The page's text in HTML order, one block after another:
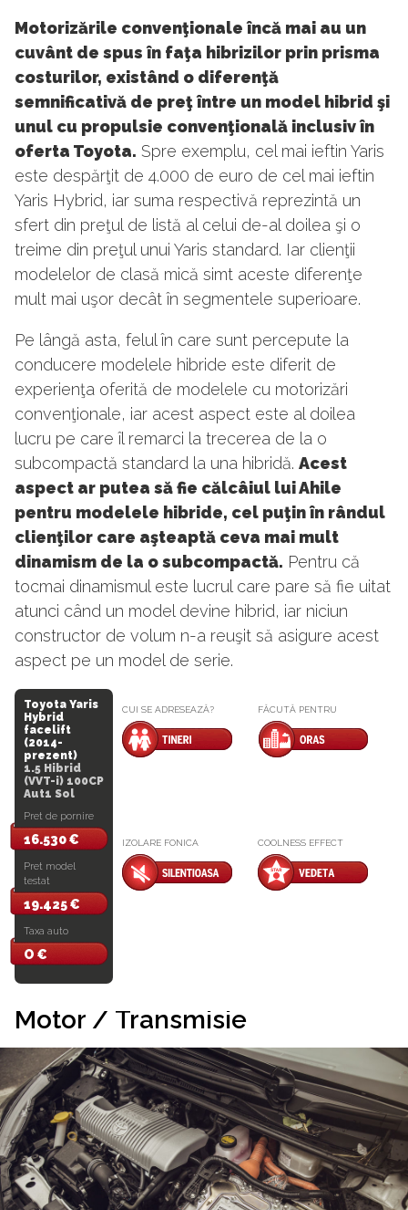
Motorizările convenţionale încă mai au un
cuvânt de spus în faţa hibrizilor prin prisma
costurilor, existând o diferenţă
semnificativă de preţ între un model hibrid şi
unul cu propulsie convenţională inclusiv în
oferta Toyota. Spre exemplu, cel mai ieftin Yaris
este despărţit de 4.000 de euro de cel mai ieftin
Yaris Hybrid, iar suma respectivă reprezintă un
sfert din preţul de listă al celui de-al doilea şi o
treime din preţul unui Yaris standard. Iar clienţii
modelelor de clasă mică simt aceste diferenţe
mult mai uşor decât în segmentele superioare.
Pe lângă asta, felul în care sunt percepute la
conducere modelele hibride este diferit de
experienţa oferită de modelele cu motorizări
convenţionale, iar acest aspect este al doilea
lucru pe care îl remarci la trecerea de la o
subcompactă standard la una hibridă. Acest
aspect ar putea să fie călcâiul lui Ahile
pentru modelele hibride, cel puţin în rândul
clienţilor care aşteaptă ceva mai mult
dinamism de la o subcompactă. Pentru că
tocmai dinamismul este lucrul care pare să fie uitat
atunci când un model devine hibrid, iar niciun
constructor de volum n-a reuşit să asigure acest
aspect pe un model de serie.
Toyota Yaris
Hybrid
facelift
(2014-
prezent)
1.5 Hibrid
(VVT-i) 100CP
Aut1 Sol
Pret de pornire
16.530 €
Pret model
testat
19.425 €
Taxa auto
O €
CUI SE ADRESEAZĂ? FĂCUTĂ PENTRU
IZOLARE FONICA COOLNESS EFFECT
Motor / Transmisie